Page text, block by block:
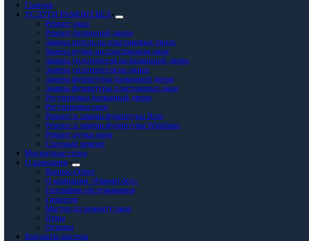
Главная
УСЛУГИ РАМОНТ.БЕЛ
Ремонт окон
Ремонт балконной двери
Замена петель на пластиковых окнах
Замена ручки на пластиковом окне
Замена уплотнителя на балконной двери
Замена уплотнителя на окнах
Замена фурнитуры балконной двери
Замена фурнитуры пластиковых окон
Регулировка балконной двери
Регулировка окон
Ремонт и замена фурнитуры Roto
Ремонт и замена фурнитуры Winkhaus
Ремонт ручки окна
Срочный ремонт
Москитные сетки
О компании
Вопрос-Ответ
О компании «Рамонт.бел»
География обслуживания
Гарантия
Мастер по ремонту окон
Цены
Отзывы
Контакты мастера